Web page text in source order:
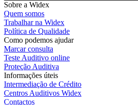
Sobre a Widex
Quem somos
Trabalhar na Widex
Política de Qualidade
Como podemos ajudar
Marcar consulta
Teste Auditivo online
Proteção Auditiva
Informações úteis
Intermediação de Crédito
Centros Auditivos Widex
Contactos